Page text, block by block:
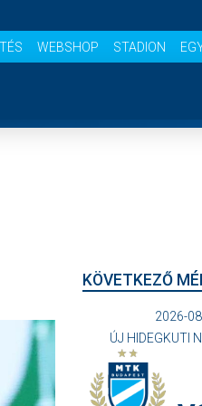
WEBSHOP STADION
KÖVETKEZŐ
2026-
ÚJ HIDEGKUTI